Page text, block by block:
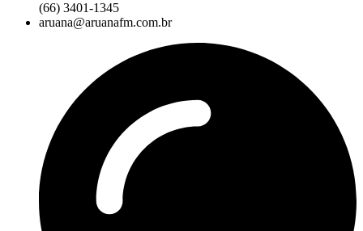
(66) 3401-1345
aruana@aruanafm.com.br